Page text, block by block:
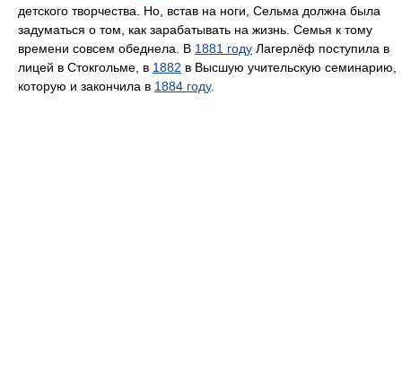
детского творчества. Но, встав на ноги, Сельма должна была
задуматься о том, как зарабатывать на жизнь. Семья к тому
времени совсем обеднела. В 1881 году Лагерлёф поступила в
лицей в Стокгольме, в 1882 в Высшую учительскую семинарию,
которую и закончила в 1884 году.